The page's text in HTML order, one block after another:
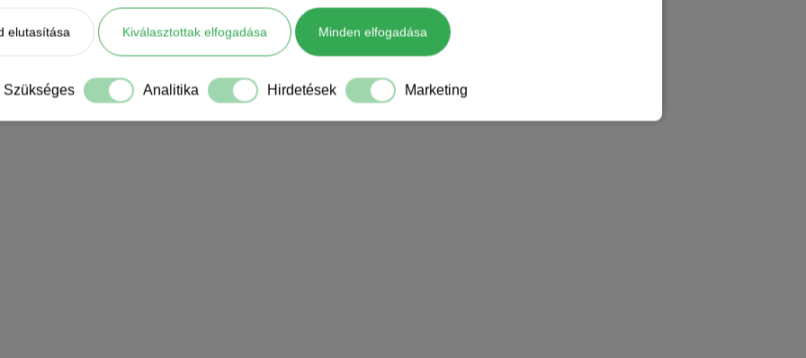
elutasítása Kiválasztottak elfogadása Minden elfogadása
Szükséges Analitika Hirdetések Marketing